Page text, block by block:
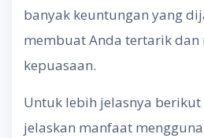
banyak keuntungan yang
membuat Anda tertarik dan
kepuasaan.
Untuk lebih jelasnya
jelaskan manfaat